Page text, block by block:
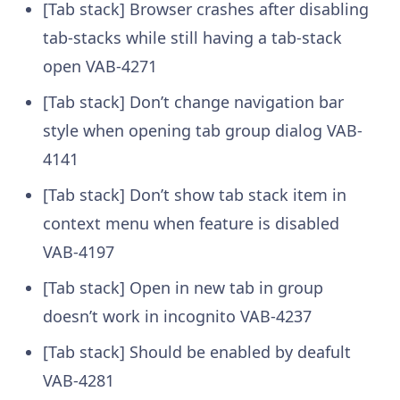
[Tab stack] Browser crashes after disabling
tab-stacks while still having a tab-stack
open VAB-4271
[Tab stack] Don’t change navigation bar
style when opening tab group dialog VAB-
4141
[Tab stack] Don’t show tab stack item in
context menu when feature is disabled
VAB-4197
[Tab stack] Open in new tab in group
doesn’t work in incognito VAB-4237
[Tab stack] Should be enabled by deafult
VAB-4281